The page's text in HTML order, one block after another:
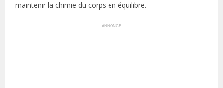
maintenir la chimie du corps en équilibre.
ANNONCE